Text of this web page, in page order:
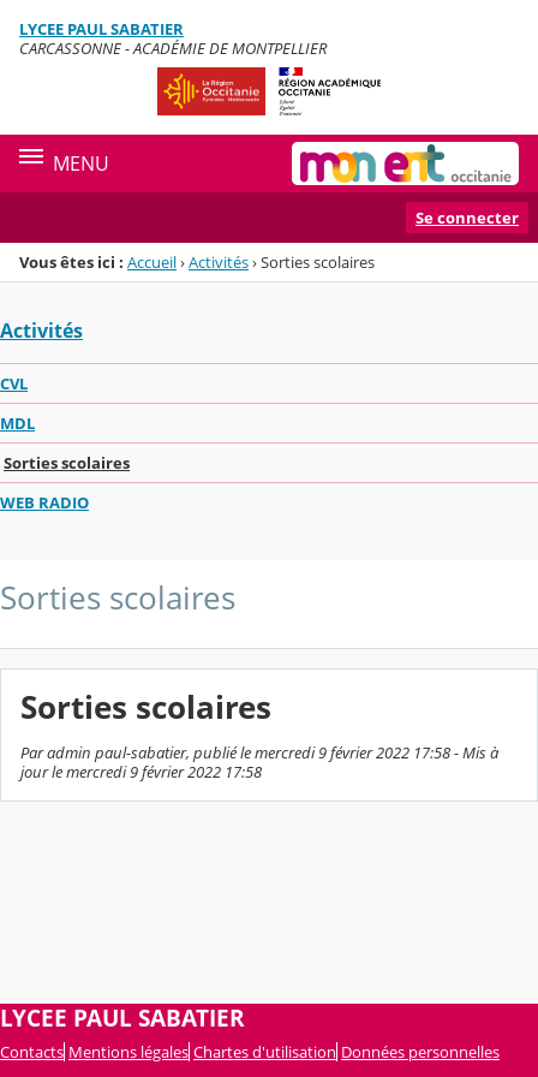
Menu de la rubrique
Contenu
LYCEE PAUL SABATIER
CARCASSONNE - ACADÉMIE DE MONTPELLIER
MENU
Se connecter
Vous êtes ici : Accueil›Activités›Sorties scolaires
Activités
CVL
MDL
Sorties scolaires
WEB RADIO
Sorties scolaires
Sorties scolaires
Par admin paul-sabatier, publié le mercredi 9 février 2022 17:58 - Mis à
jour le mercredi 9 février 2022 17:58
LYCEE PAUL SABATIER
Contacts Mentions légales Chartes d'utilisation Données personnelles